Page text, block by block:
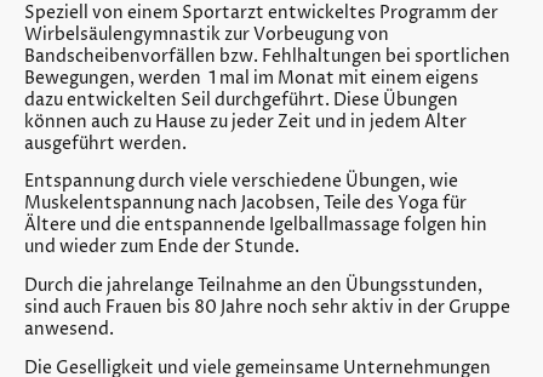
Speziell von einem Sportarzt entwickeltes Programm der
Wirbelsäulengymnastik zur Vorbeugung von
Bandscheibenvorfällen bzw. Fehlhaltungen bei sportlichen
Bewegungen, werden 1 mal im Monat mit einem eigens
dazu entwickelten Seil durchgeführt. Diese Übungen
können auch zu Hause zu jeder Zeit und in jedem Alter
ausgeführt werden.
Entspannung durch viele verschiedene Übungen, wie
Muskelentspannung nach Jacobsen, Teile des Yoga für
Ältere und die entspannende Igelballmassage folgen hin
und wieder zum Ende der Stunde.
Durch die jahrelange Teilnahme an den Übungsstunden,
sind auch Frauen bis 80 Jahre noch sehr aktiv in der Gruppe
anwesend.
Die Geselligkeit und viele gemeinsame Unternehmungen